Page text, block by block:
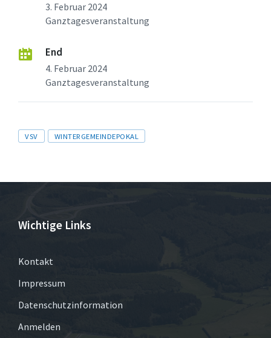
3. Februar 2024
Ganztagesveranstaltung
End
4. Februar 2024
Ganztagesveranstaltung
Tags
VSV WINTERGEMEINDEPOKAL
Wichtige Links
Kontakt
Impressum
Datenschutzinformation
Anmelden